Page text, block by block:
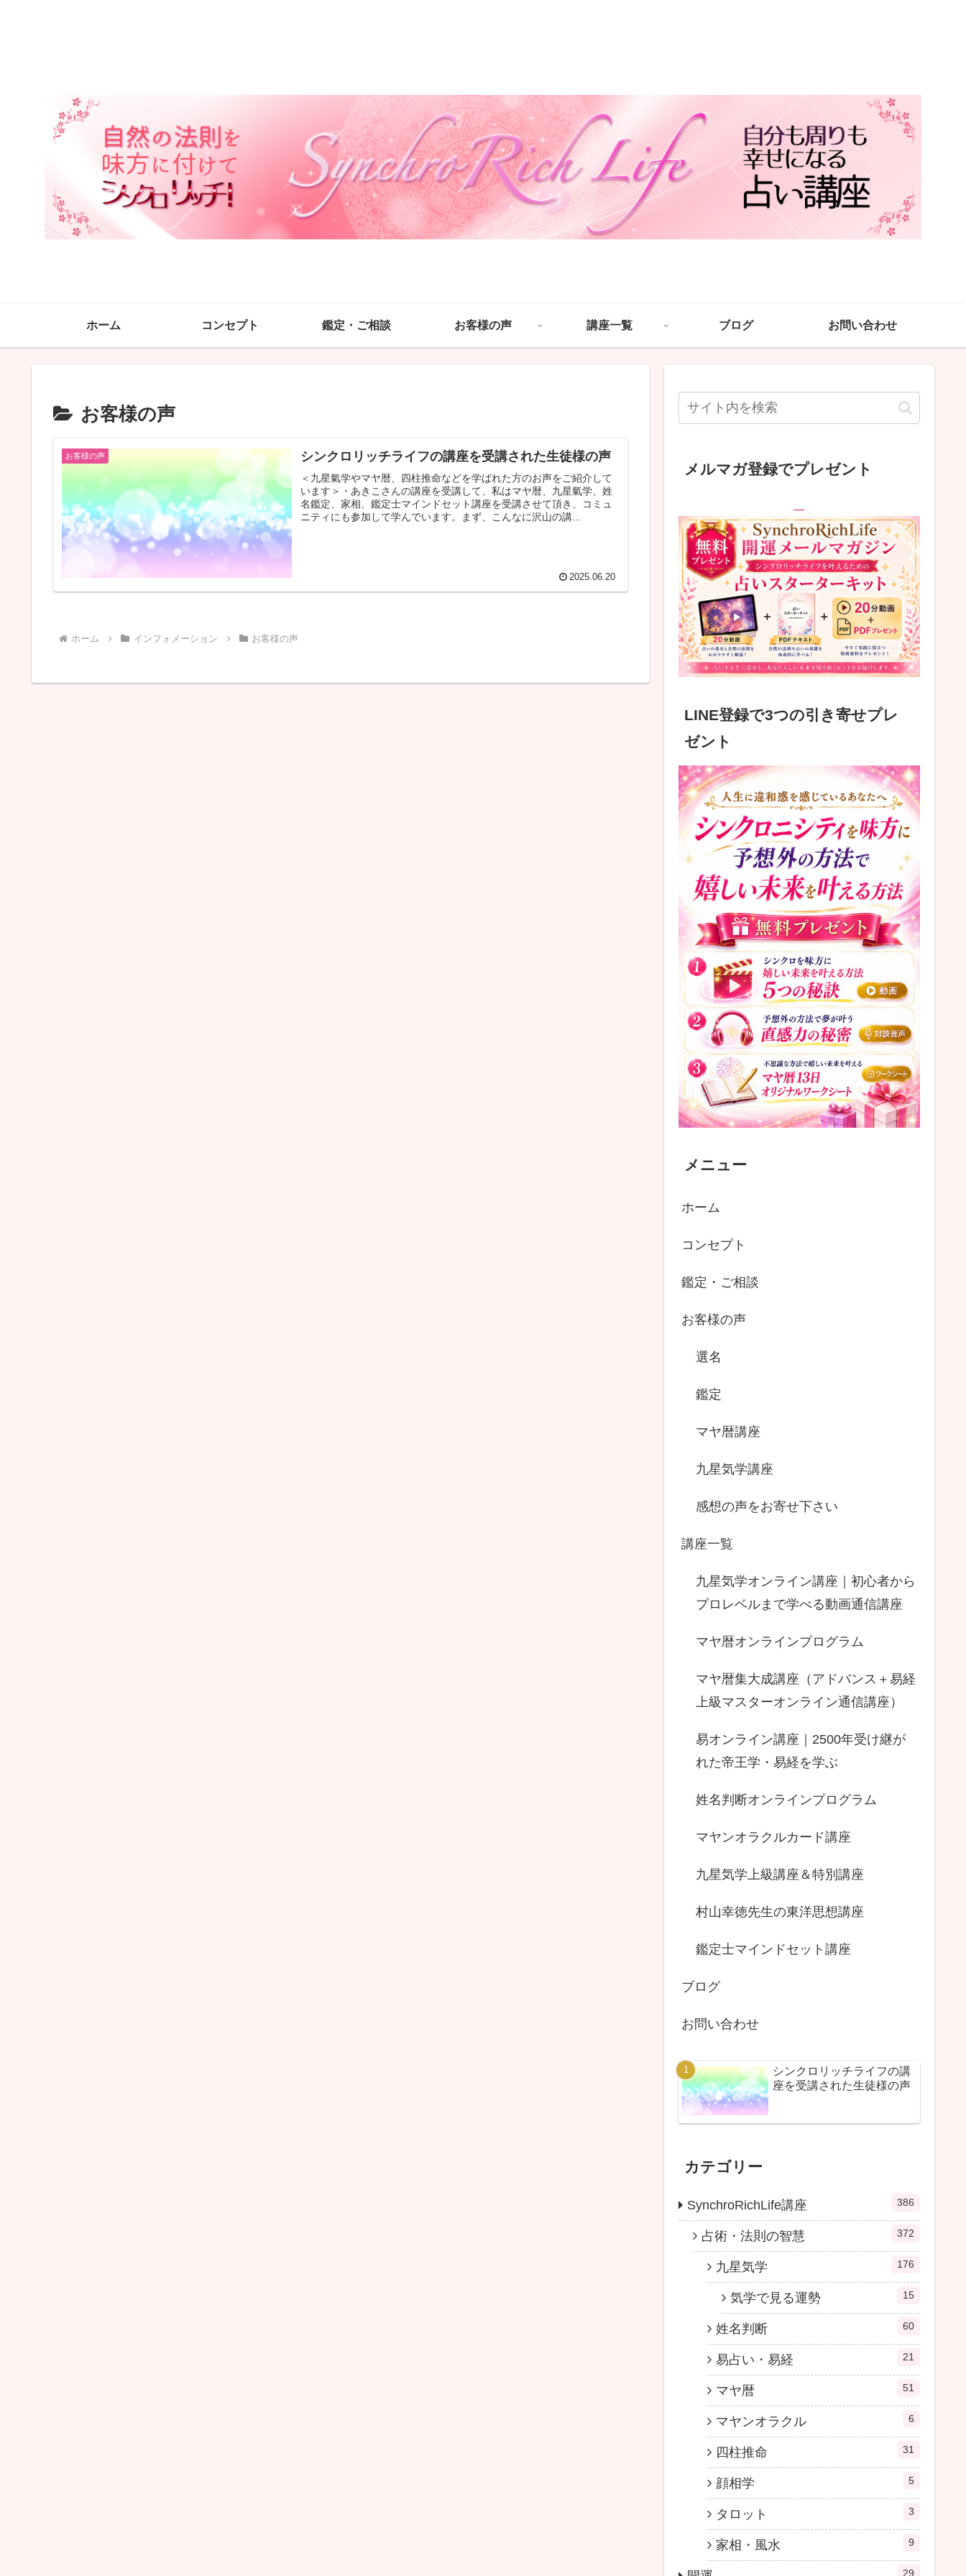
ホーム コンセプト 鑑定・ご相談 お客様の声 講座一覧 ブログ お問い合わせ
お客様の声
お客様の声 シンクロリッチライフの講座を受講された生徒様の声
＜九星氣学やマヤ暦、四柱推命などを学ばれた方のお声をご紹介して
います＞・あきこさんの講座を受講して、私はマヤ暦、九星氣学、姓
名鑑定、家相、鑑定士マインドセット講座を受講させて頂き、コミュ
ニティにも参加して学んでいます。まず、こんなに沢山の講...
2025.06.20
ホーム インフォメーション お客様の声
メルマガ登録でプレゼント
LINE登録で3つの引き寄せプレ
ゼント
メニュー
ホーム
コンセプト
鑑定・ご相談
お客様の声
選名
鑑定
マヤ暦講座
九星気学講座
感想の声をお寄せ下さい
講座一覧
九星気学オンライン講座｜初心者から
プロレベルまで学べる動画通信講座
マヤ暦オンラインプログラム
マヤ暦集大成講座（アドバンス＋易経
上級マスターオンライン通信講座）
易オンライン講座｜2500年受け継が
れた帝王学・易経を学ぶ
姓名判断オンラインプログラム
マヤンオラクルカード講座
九星気学上級講座＆特別講座
村山幸徳先生の東洋思想講座
鑑定士マインドセット講座
ブログ
お問い合わせ
シンクロリッチライフの講
座を受講された生徒様の声
カテゴリー
SynchroRichLife講座 386
占術・法則の智慧 372
九星気学 176
気学で見る運勢 15
姓名判断 60
易占い・易経 21
マヤ暦 51
マヤンオラクル 6
四柱推命 31
顔相学 5
タロット 3
家相・風水 9
29